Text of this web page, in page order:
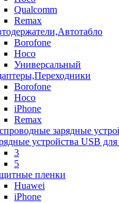
Qualcomm
Remax
Borofone
Hoco
Универсальный
Borofone
Hoco
iPhone
Remax
зарядные
устройства USB
3
5
пленки
Huawei
iPhone